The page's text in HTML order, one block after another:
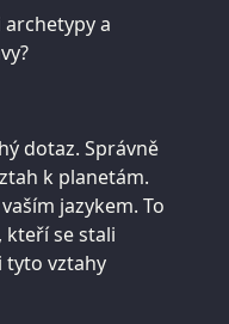
archetypy a
dotaz. Správně
k planetám.
jazykem. To
kteří se stali
tyto vztahy